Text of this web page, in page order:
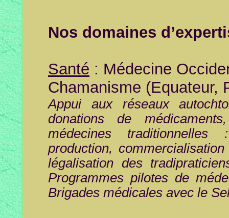
Nos domaines
Santé : Médecine
Chamanisme (Equateur,
Appui aux réseaux
donations de
médecines
production,
légalisation des
Programmes pilotes de
Brigades médicales avec le